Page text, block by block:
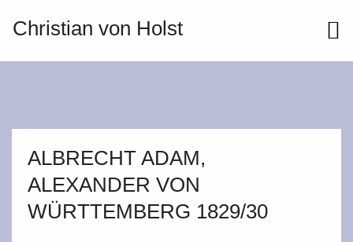
Christian von Holst
ALBRECHT ADAM,
ALEXANDER VON
WÜRTTEMBERG 1829/30